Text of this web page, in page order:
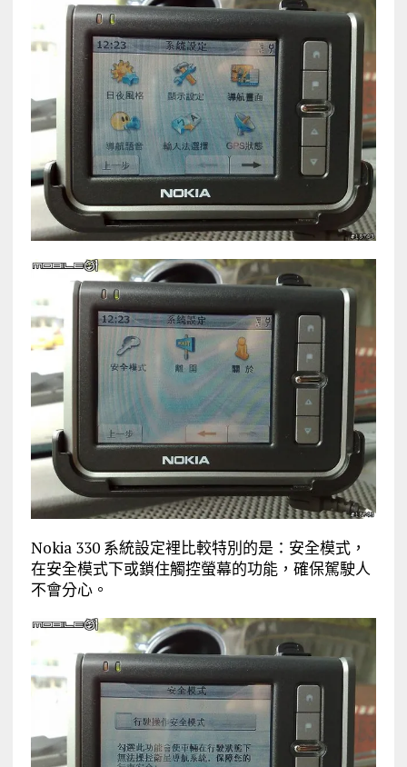
Nokia 330 系統設定裡比較特別的是：安全模式，
在安全模式下或鎖住觸控螢幕的功能，確保駕駛人
不會分心。